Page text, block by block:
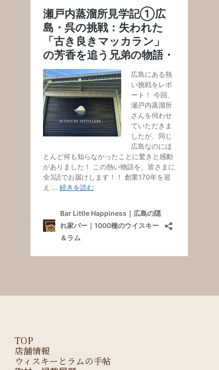
TOP
店舗情報
ウィスキーとラムの手帖